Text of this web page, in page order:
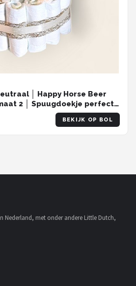
│ Happy Horse Beer
2 │ Spuugdoekje perfect
BEKIJK OP BOL
Nederland, met onder andere Little Dutch,